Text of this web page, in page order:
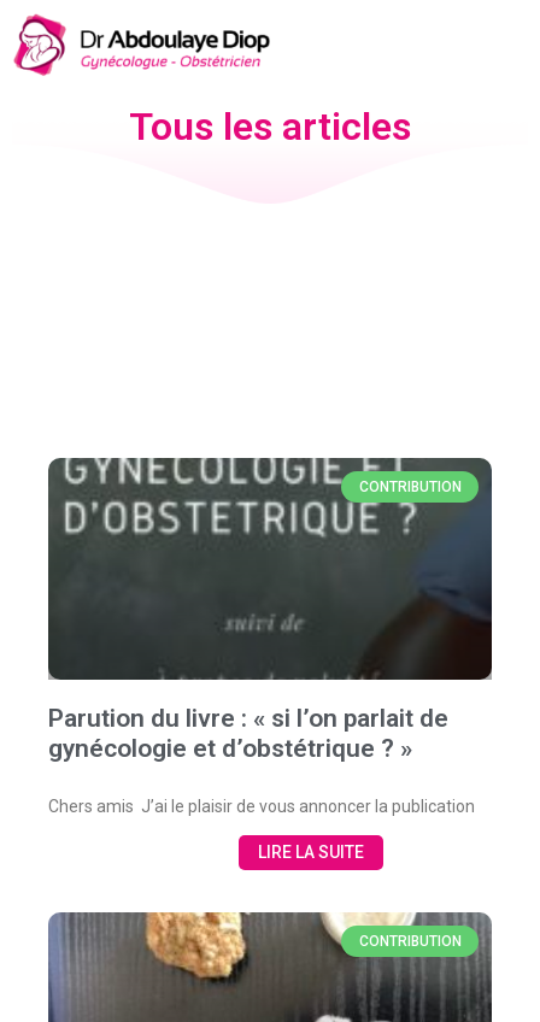
Tous les articles
CONTRIBUTION
Parution du livre : « si l’on parlait de
gynécologie et d’obstétrique ? »
Chers amis J’ai le plaisir de vous annoncer la publication
LIRE LA SUITE
CONTRIBUTION